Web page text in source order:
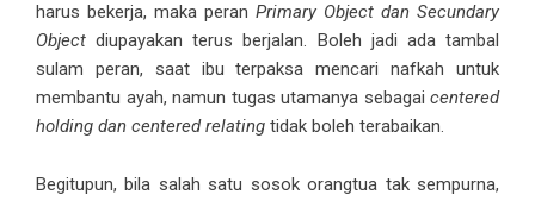
harus bekerja, maka peran Primary Object dan Secundary
Object diupayakan terus berjalan. Boleh jadi ada tambal
sulam peran, saat ibu terpaksa mencari nafkah untuk
membantu ayah, namun tugas utamanya sebagai centered
holding dan centered relating tidak boleh terabaikan.
Begitupun, bila salah satu sosok orangtua tak sempurna,